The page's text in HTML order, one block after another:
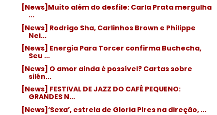
[News]Muito além do desfile: Carla Prata mergulha
...
[News] Rodrigo Sha, Carlinhos Brown e Philippe
Nei...
[News] Energia Para Torcer confirma Buchecha,
Seu ...
[News] O amor ainda é possível? Cartas sobre
silên...
[News] FESTIVAL DE JAZZ DO CAFÉ PEQUENO:
GRANDES N...
[News]‘Sexa’, estreia de Gloria Pires na direção, ...